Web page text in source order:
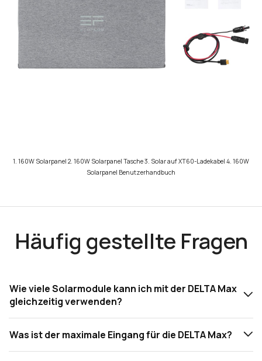
1. 160W Solarpanel 2. 160W Solarpanel Tasche 3. Solar auf XT60-Ladekabel 4. 160W
Solarpanel Benutzerhandbuch
Häufig gestellte Fragen
Wie viele Solarmodule kann ich mit der DELTA Max
gleichzeitig verwenden?
Was ist der maximale Eingang für die DELTA Max?